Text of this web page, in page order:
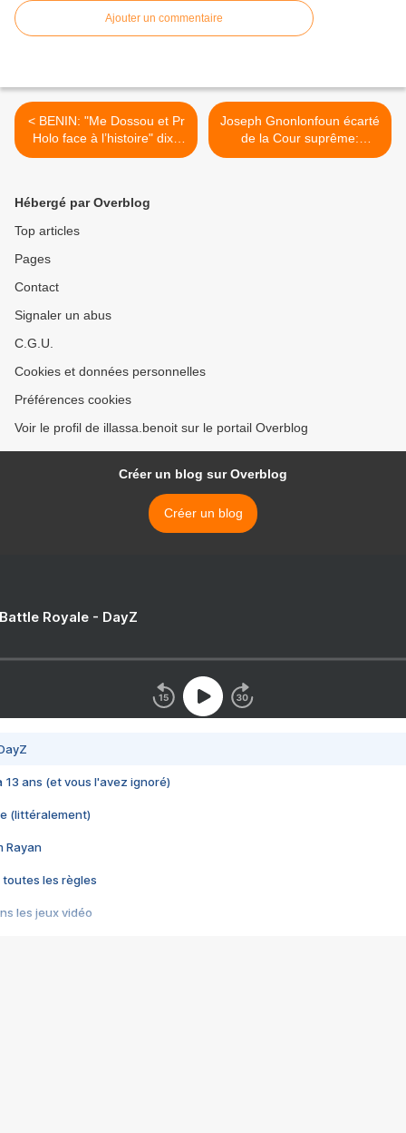
Ajouter un commentaire
< BENIN: "Me Dossou et Pr
Holo face à l’histoire" dixit
Jean-Roger Ahoyo
Joseph Gnonlonfoun écarté
de la Cour suprême:
L'agence de placement
Hébergé par Overblog
Top articles
Pages
Contact
Signaler un abus
C.G.U.
Cookies et données personnelles
Préférences cookies
Voir le profil de illassa.benoit sur le portail Overblog
Créer un blog sur Overblog
Créer un blog
Royale - DayZ
13 ans (et vous l'avez ignoré)
(littéralement)
Rayan
toutes les règles
les jeux vidéo